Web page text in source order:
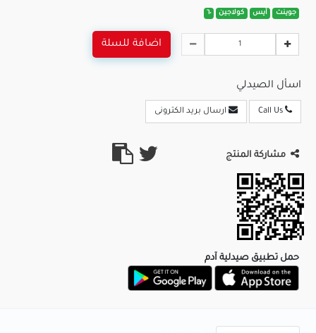
جوينت آيس كولاجين ٦٠
اضافة للسلة
اسأل الصيدلي
ارسال بريد الكترونى
مشاركة المنتج
حمل تطبيق صيدلية آدم